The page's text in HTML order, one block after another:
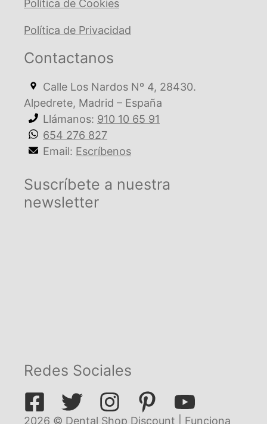
Política de Cookies
Política de Privacidad
Contactanos
Calle Los Nardos Nº 4, 28430.
Alpedrete, Madrid – España
Llámanos: 910 10 65 91
654 276 827
Email: Escríbenos
Suscríbete a nuestra
newsletter
Redes Sociales
2026 © Dental Shop Discount | Funciona